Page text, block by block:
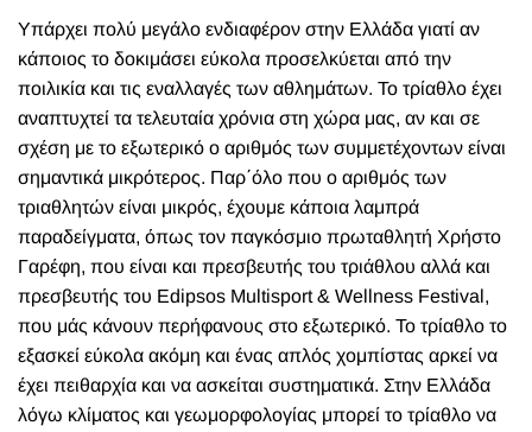
Υπάρχει πολύ μεγάλο ενδιαφέρον στην Ελλάδα γιατί αν
κάποιος το δοκιμάσει εύκολα προσελκύεται από την
ποιλικία και τις εναλλαγές των αθλημάτων. Το τρίαθλο έχει
αναπτυχτεί τα τελευταία χρόνια στη χώρα μας, αν και σε
σχέση με το εξωτερικό ο αριθμός των συμμετέχοντων είναι
σημαντικά μικρότερος. Παρ΄όλο που ο αριθμός των
τριαθλητών είναι μικρός, έχουμε κάποια λαμπρά
παραδείγματα, όπως τον παγκόσμιο πρωταθλητή Χρήστο
Γαρέφη, που είναι και πρεσβευτής του τριάθλου αλλά και
πρεσβευτής του Edipsos Multisport & Wellness Festival,
που μάς κάνουν περήφανους στο εξωτερικό. Το τρίαθλο το
εξασκεί εύκολα ακόμη και ένας απλός χομπίστας αρκεί να
έχει πειθαρχία και να ασκείται συστηματικά. Στην Ελλάδα
λόγω κλίματος και γεωμορφολογίας μπορεί το τρίαθλο να